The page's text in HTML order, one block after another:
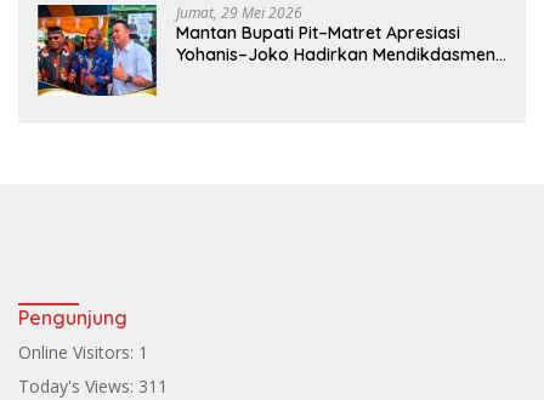
Jumat, 29 Mei 2026
Mantan Bupati Pit–Matret Apresiasi
Yohanis–Joko Hadirkan Mendikdasmen
Pengunjung
Online Visitors: 1
Today's Views: 311